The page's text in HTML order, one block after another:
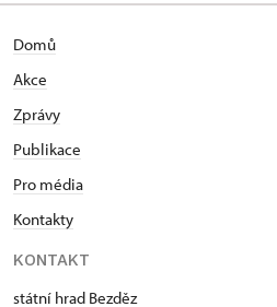
Domů
Akce
Zprávy
Publikace
Pro média
Kontakty
KONTAKT
státní hrad Bezděz